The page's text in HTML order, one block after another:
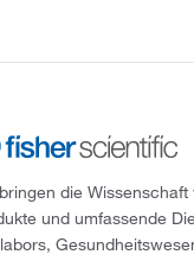
die
und umfassende